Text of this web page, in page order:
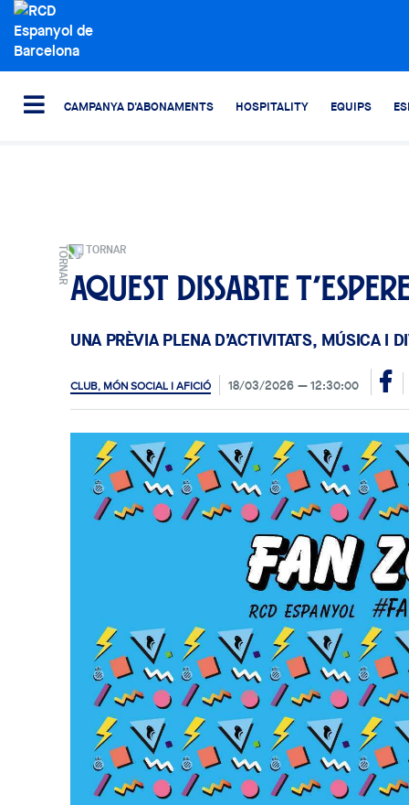
CAMPANYA D'ABONAMENTS HOSPITALITY EQUIPS
TORNAR
Aquest dissabte
UNA PRÈVIA PLENA D’ACTIVITATS, MÚSICA I
CLUB, MÓN SOCIAL I AFICIÓ 18/03/2026 12:30:00